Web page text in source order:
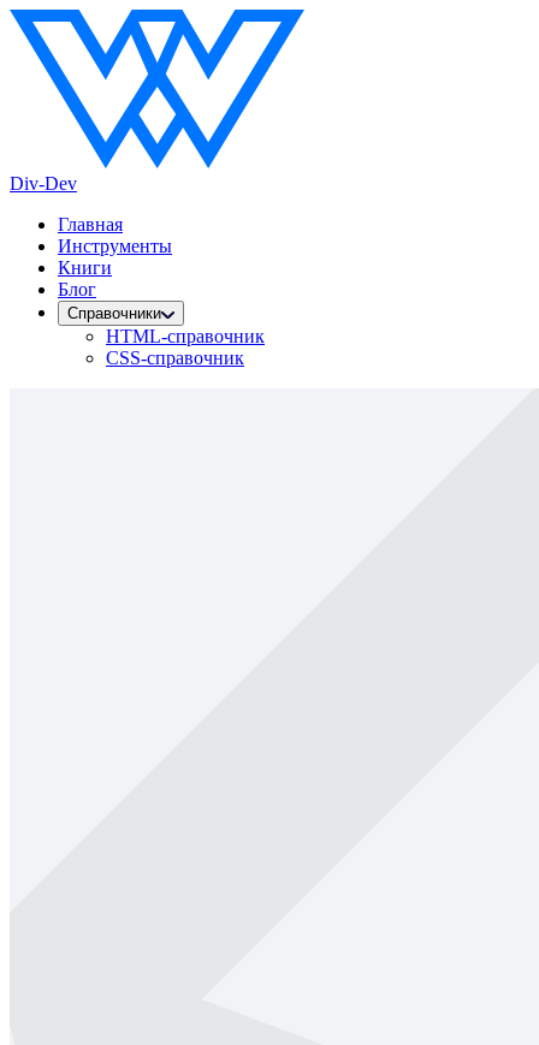
Div-Dev
Главная
Инструменты
Книги
Блог
Справочники
HTML-справочник
CSS-справочник